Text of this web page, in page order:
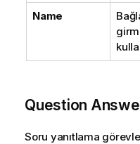
Name
Question
Soru yanıtlama